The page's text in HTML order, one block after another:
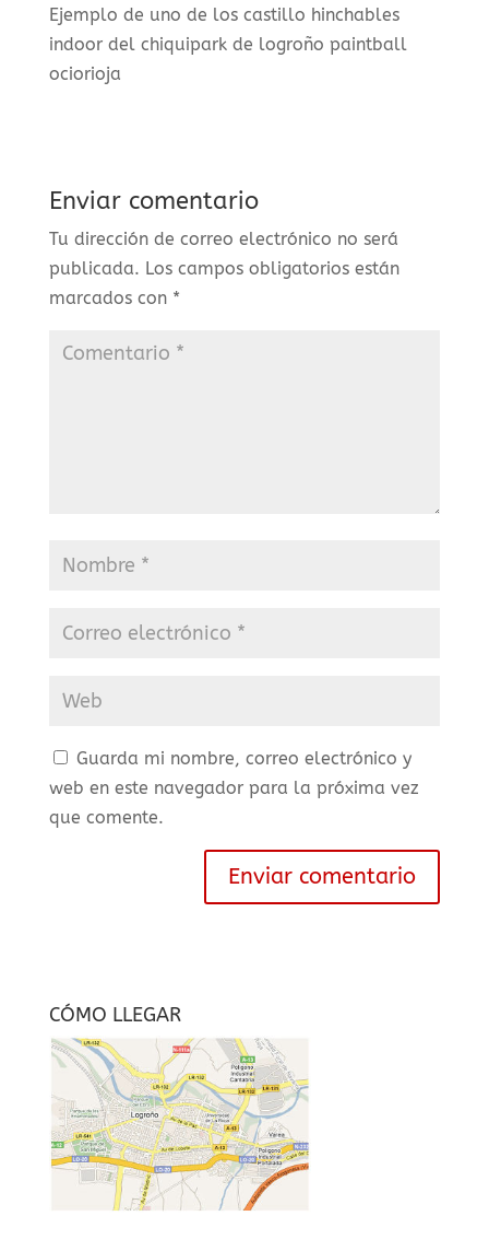
Ejemplo de uno de los castillo hinchables
indoor del chiquipark de logroño paintball
ociorioja
Enviar comentario
Tu dirección de correo electrónico no será
publicada. Los campos obligatorios están
marcados con *
Guarda mi nombre, correo electrónico y
web en este navegador para la próxima vez
que comente.
CÓMO LLEGAR